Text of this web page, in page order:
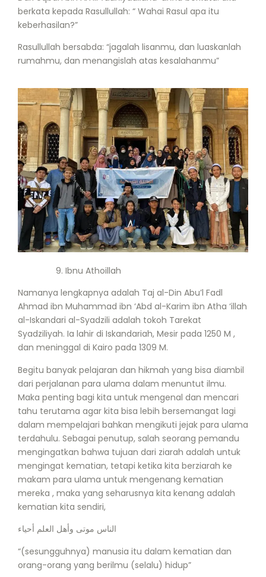
berkata kepada Rasullullah: “ Wahai Rasul apa itu
keberhasilan?”
Rasullullah bersabda: “jagalah lisanmu, dan luaskanlah
rumahmu, dan menangislah atas kesalahanmu”
Ibnu Athoillah
Namanya lengkapnya adalah Taj al-Din Abu’l Fadl
Ahmad ibn Muhammad ibn ‘Abd al-Karim ibn Atha ‘illah
al-Iskandari al-Syadzili adalah tokoh Tarekat
Syadziliyah. Ia lahir di Iskandariah, Mesir pada 1250 M ,
dan meninggal di Kairo pada 1309 M.
Begitu banyak pelajaran dan hikmah yang bisa diambil
dari perjalanan para ulama dalam menuntut ilmu.
Maka penting bagi kita untuk mengenal dan mencari
tahu terutama agar kita bisa lebih bersemangat lagi
dalam mempelajari bahkan mengikuti jejak para ulama
terdahulu. Sebagai penutup, salah seorang pemandu
mengingatkan bahwa tujuan dari ziarah adalah untuk
mengingat kematian, tetapi ketika kita berziarah ke
makam para ulama untuk mengenang kematian
mereka , maka yang seharusnya kita kenang adalah
kematian kita sendiri,
الناس موتى وأهل العلم أحياء
“(sesungguhnya) manusia itu dalam kematian dan
orang-orang yang berilmu (selalu) hidup”